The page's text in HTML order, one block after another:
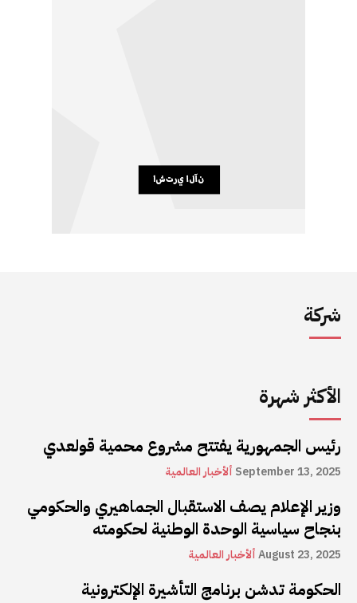
شركة
الأكثر شهرة
رئيس الجمهورية يفتتح مشروع محمية قولعدي
ألأخبار العالمية September 13, 2025
وزير الإعلام يصف الاستقبال الجماهيري والحكومي
بنجاح سياسية الوحدة الوطنية لحكومته
ألأخبار العالميةAugust 23, 2025
الحكومة تدشن برنامج التأشيرة الإلكترونية